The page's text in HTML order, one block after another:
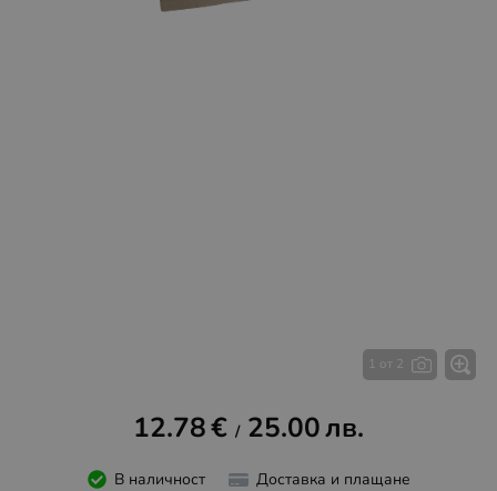
1 от 2
12.78€ / 25.00лв.
В наличност Доставка и плащане